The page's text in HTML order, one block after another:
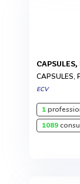
CAPSULES,
ECV
1
1089